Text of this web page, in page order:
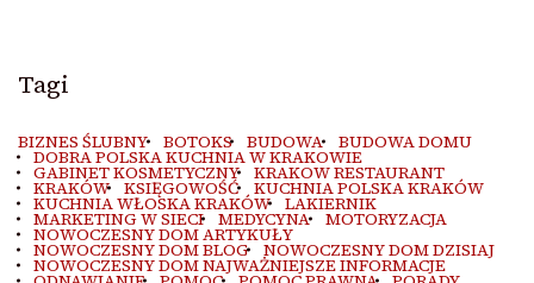
Tagi
BIZNES ŚLUBNY BOTOKS BUDOWA BUDOWA DOMU
DOBRA POLSKA KUCHNIA W KRAKOWIE
GABINET KOSMETYCZNY KRAKOW RESTAURANT
KRAKÓW KSIĘGOWOŚĆ KUCHNIA POLSKA KRAKÓW
KUCHNIA WŁOSKA KRAKÓW LAKIERNIK
MARKETING W SIECI MEDYCYNA MOTORYZACJA
NOWOCZESNY DOM ARTYKUŁY
NOWOCZESNY DOM BLOG NOWOCZESNY DOM DZISIAJ
NOWOCZESNY DOM NAJWAŻNIEJSZE INFORMACJE